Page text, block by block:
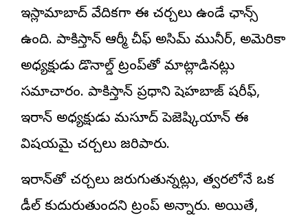
ఇస్లామాబాద్ వేదికగా ఈ చర్చలు ఉండే ఛాన్స్
ఉంది. పాకిస్తాన్ ఆర్మీ చీఫ్ అసిమ్ మునీర్, అమెరికా
అధ్యక్షుడు డొనాల్డ్ ట్రంప్‌తో మాట్లాడినట్లు
సమాచారం. పాకిస్తాన్ ప్రధాని షెహబాజ్ షరీఫ్,
ఇరాన్ అధ్యక్షుడు మసూద్ పెజెష్కియాన్ ఈ
విషయమై చర్చలు జరిపారు.
ఇరాన్‌తో చర్చలు జరుగుతున్నట్లు, త్వరలోనే ఒక
డీల్ కుదురుతుందని ట్రంప్ అన్నారు. అయితే,